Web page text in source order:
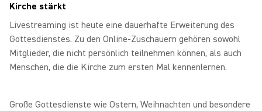
Kirche stärkt
Livestreaming ist heute eine dauerhafte Erweiterung des
Gottesdienstes. Zu den Online‑Zuschauern gehören sowohl
Mitglieder, die nicht persönlich teilnehmen können, als auch
Menschen, die die Kirche zum ersten Mal kennenlernen.
Große Gottesdienste wie Ostern, Weihnachten und besondere